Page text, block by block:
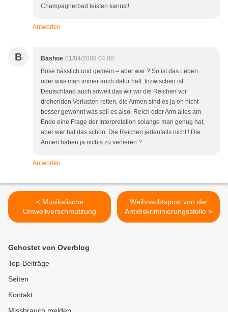
Champagnerbad leisten kannst!
Antworten
B Bashoe 01/04/2009 04:00
Böse hässlich und gemein – aber war ? So ist das Leben
oder was man immer auch dafür hält. Inzwischen ist
Deutschland auch soweit das wir wir die Reichen vor
drohenden Verlusten retten, die Armen sind es ja eh nicht
besser gewohnt was soll es also. Reich oder Arm alles am
Ende eine Frage der Interpretation solange man genug hat,
aber wer hat das schon. Die Reichen jedenfalls nicht ! Die
Armen haben ja nichts zu verlieren ?
Antworten
< Musikalische
Umweltverschmutzung
Weihnachtspost von der
Antidiskriminierungsstelle >
Gehostet von Overblog
Top-Beiträge
Seiten
Kontakt